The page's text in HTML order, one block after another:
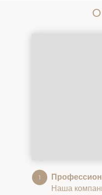
Наша